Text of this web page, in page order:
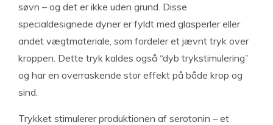
søvn – og det er ikke uden grund. Disse
specialdesignede dyner er fyldt med glasperler eller
andet vægtmateriale, som fordeler et jævnt tryk over
kroppen. Dette tryk kaldes også “dyb trykstimulering”
og har en overraskende stor effekt på både krop og
sind.
Trykket stimulerer produktionen af serotonin – et